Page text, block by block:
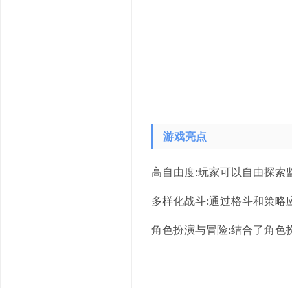
游戏亮点
高自由度:玩家可以自由探索
多样化战斗:通过格斗和策略
角色扮演与冒险:结合了角色